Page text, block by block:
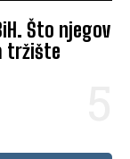
Što njegov
tržište